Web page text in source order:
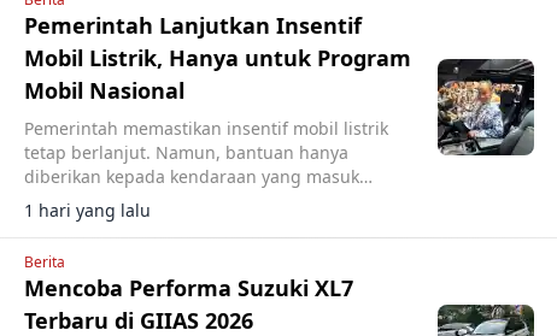
Pemerintah Lanjutkan Insentif
Mobil Listrik, Hanya untuk Program
Mobil Nasional
Pemerintah memastikan insentif mobil listrik
tetap berlanjut. Namun, bantuan hanya
diberikan kepada kendaraan yang masuk
program mobil nasional (Molinas).
1 hari yang lalu
Berita
Mencoba Performa Suzuki XL7
Terbaru di GIIAS 2026